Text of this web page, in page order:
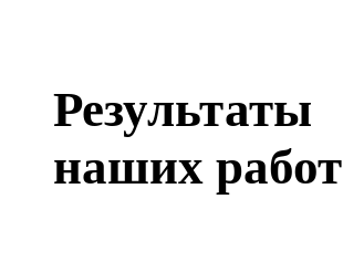
Результаты
наших работ